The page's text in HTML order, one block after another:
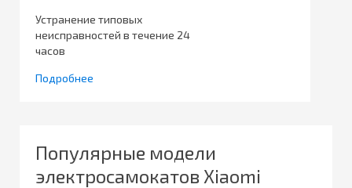
Устранение типовых
неисправностей в течение 24
часов
Подробнее
Популярные модели
электросамокатов Xiaomi